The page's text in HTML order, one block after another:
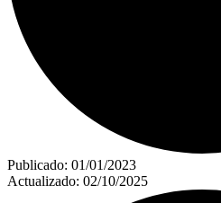
Publicado: 01/01/2023
Actualizado: 02/10/2025